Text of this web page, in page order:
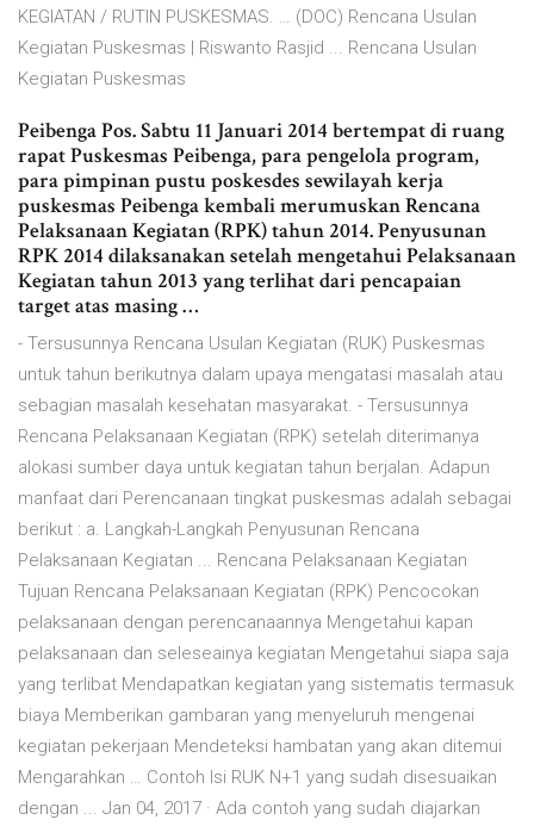
KEGIATAN / RUTIN PUSKESMAS. … (DOC) Rencana Usulan
Kegiatan Puskesmas | Riswanto Rasjid ... Rencana Usulan
Kegiatan Puskesmas
Peibenga Pos. Sabtu 11 Januari 2014 bertempat di ruang
rapat Puskesmas Peibenga, para pengelola program,
para pimpinan pustu poskesdes sewilayah kerja
puskesmas Peibenga kembali merumuskan Rencana
Pelaksanaan Kegiatan (RPK) tahun 2014. Penyusunan
RPK 2014 dilaksanakan setelah mengetahui Pelaksanaan
Kegiatan tahun 2013 yang terlihat dari pencapaian
target atas masing …
- Tersusunnya Rencana Usulan Kegiatan (RUK) Puskesmas
untuk tahun berikutnya dalam upaya mengatasi masalah atau
sebagian masalah kesehatan masyarakat. - Tersusunnya
Rencana Pelaksanaan Kegiatan (RPK) setelah diterimanya
alokasi sumber daya untuk kegiatan tahun berjalan. Adapun
manfaat dari Perencanaan tingkat puskesmas adalah sebagai
berikut : a. Langkah-Langkah Penyusunan Rencana
Pelaksanaan Kegiatan ... Rencana Pelaksanaan Kegiatan
Tujuan Rencana Pelaksanaan Kegiatan (RPK) Pencocokan
pelaksanaan dengan perencanaannya Mengetahui kapan
pelaksanaan dan seleseainya kegiatan Mengetahui siapa saja
yang terlibat Mendapatkan kegiatan yang sistematis termasuk
biaya Memberikan gambaran yang menyeluruh mengenai
kegiatan pekerjaan Mendeteksi hambatan yang akan ditemui
Mengarahkan … Contoh Isi RUK N+1 yang sudah disesuaikan
dengan ... Jan 04, 2017 · Ada contoh yang sudah diajarkan